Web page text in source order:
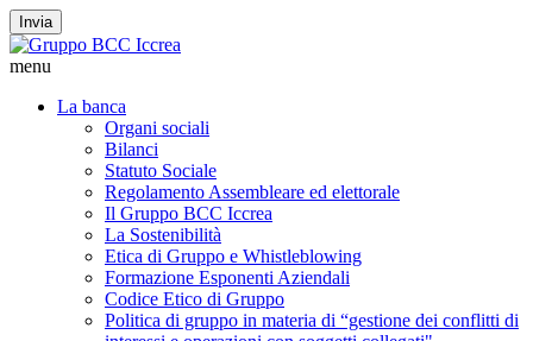
Invia
menu
La banca
Organi sociali
Bilanci
Statuto Sociale
Regolamento Assembleare ed elettorale
Il Gruppo BCC Iccrea
La Sostenibilità
Etica di Gruppo e Whistleblowing
Formazione Esponenti Aziendali
Codice Etico di Gruppo
Politica di gruppo in materia di “gestione dei conflitti di